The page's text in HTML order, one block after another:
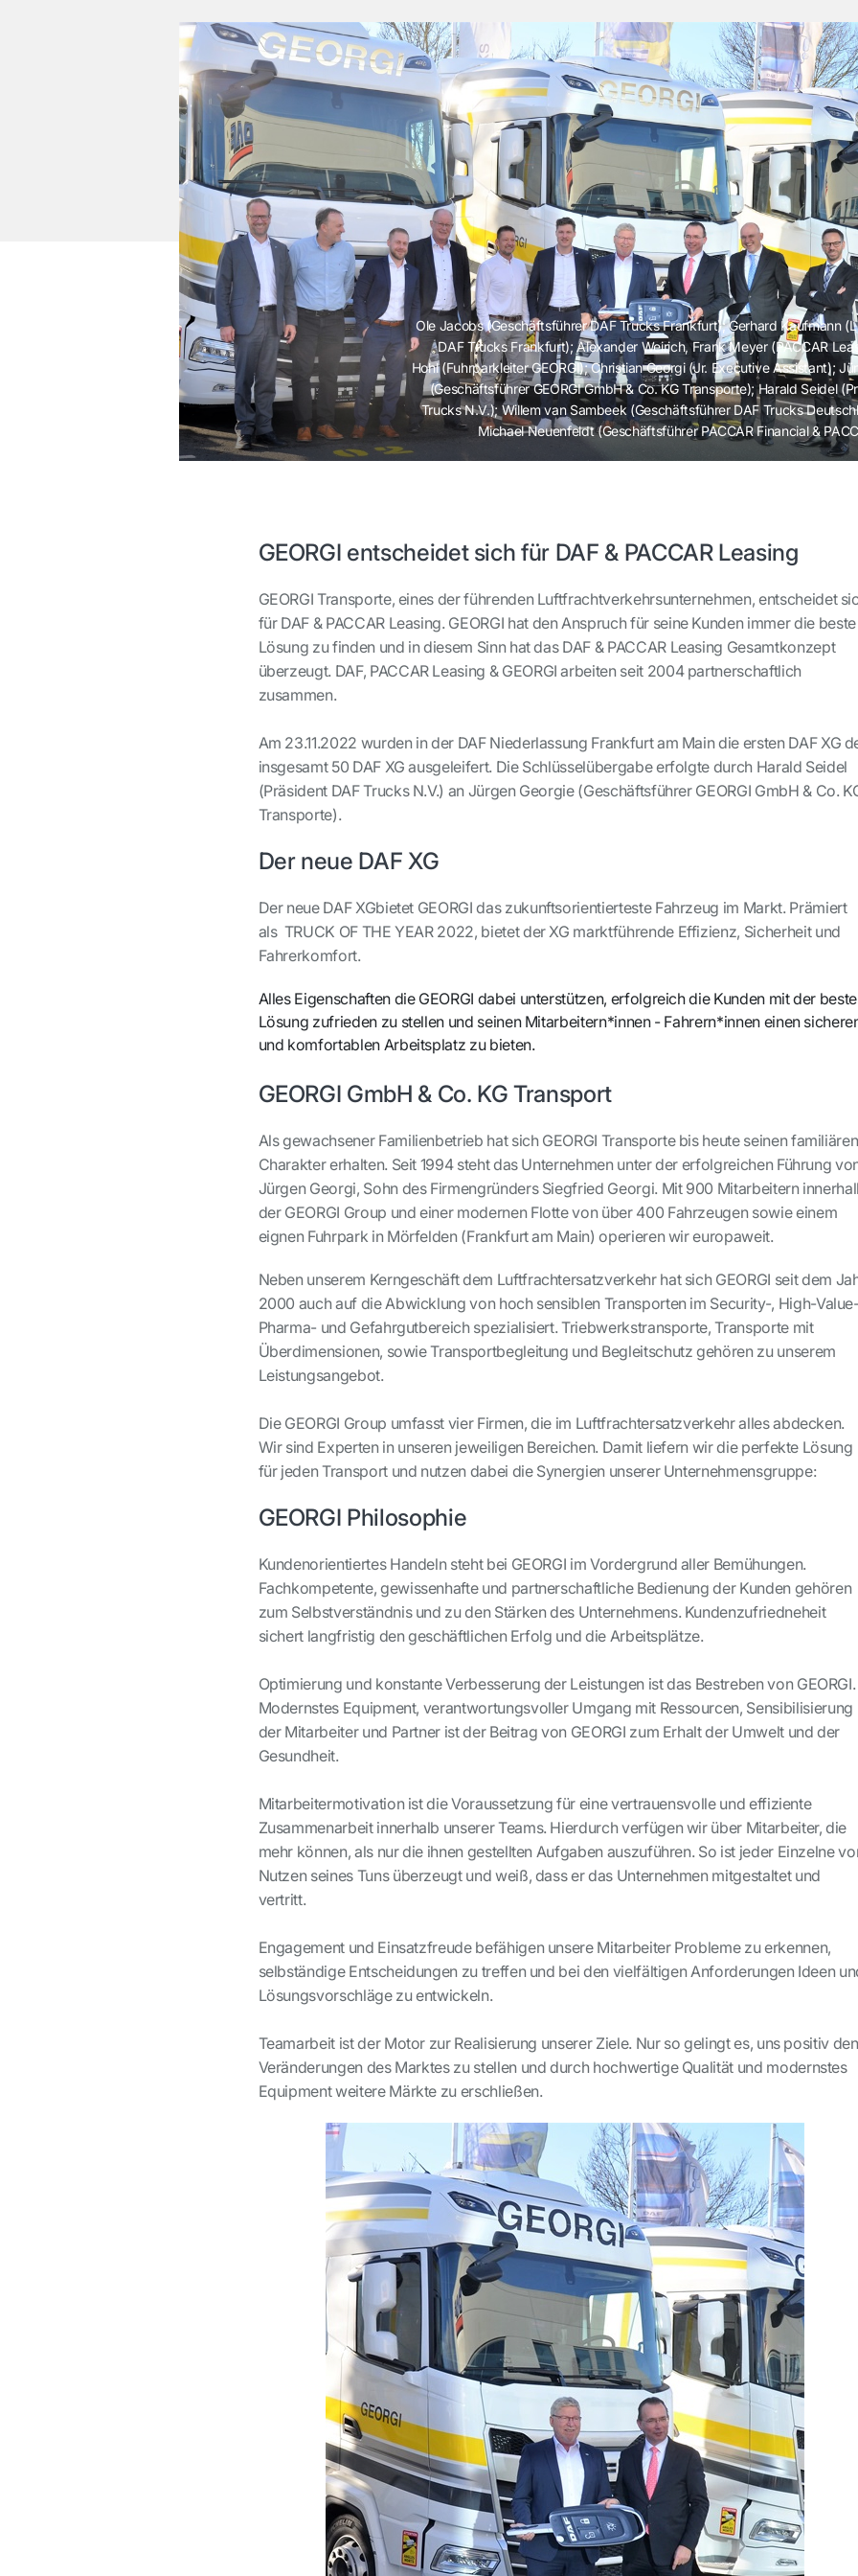
Ole Jacobs (Geschäftsführer DAF Trucks Frankfurt); Gerhard Kaufmann
DAF Trucks Frankfurt); Alexander Weirich, Frank Meyer (PACCAR
Hohl (Fuhrparkleiter GEORGI); Christian Georgi (Jr. Executive Assistant);
(Geschäftsführer GEORGI GmbH & Co. KG Transporte); Harald Seidel
Trucks N.V.); Willem van Sambeek (Geschäftsführer DAF Trucks
Michael Neuenfeldt (Geschäftsführer PACCAR Financial &
GEORGI entscheidet sich für DAF & PACCAR Leasing
GEORGI Transporte, eines der führenden Luftfrachtverkehrsunternehmen, entscheidet
für DAF & PACCAR Leasing. GEORGI hat den Anspruch für seine Kunden immer die beste
Lösung zu finden und in diesem Sinn hat das DAF & PACCAR Leasing Gesamtkonzept
überzeugt. DAF, PACCAR Leasing & GEORGI arbeiten seit 2004 partnerschaftlich
zusammen.
Am 23.11.2022 wurden in der DAF Niederlassung Frankfurt am Main die ersten DAF XG
insgesamt 50 DAF XG ausgeleifert. Die Schlüsselübergabe erfolgte durch Harald Seidel
(Präsident DAF Trucks N.V.) an Jürgen Georgie (Geschäftsführer GEORGI GmbH & Co.
Transporte).
Der neue DAF XG
Der neue DAF XGbietet GEORGI das zukunftsorientierteste Fahrzeug im Markt. Prämiert
als TRUCK OF THE YEAR 2022, bietet der XG marktführende Effizienz, Sicherheit und
Fahrerkomfort.
Alles Eigenschaften die GEORGI dabei unterstützen, erfolgreich die Kunden mit der
Lösung zufrieden zu stellen und seinen Mitarbeitern*innen - Fahrern*innen einen
und komfortablen Arbeitsplatz zu bieten.
GEORGI GmbH & Co. KG Transport
Als gewachsener Familienbetrieb hat sich GEORGI Transporte bis heute seinen familiären
Charakter erhalten. Seit 1994 steht das Unternehmen unter der erfolgreichen Führung
Jürgen Georgi, Sohn des Firmengründers Siegfried Georgi. Mit 900 Mitarbeitern
der GEORGI Group und einer modernen Flotte von über 400 Fahrzeugen sowie einem
eignen Fuhrpark in Mörfelden (Frankfurt am Main) operieren wir europaweit.
Neben unserem Kerngeschäft dem Luftfrachtersatzverkehr hat sich GEORGI seit dem
2000 auch auf die Abwicklung von hoch sensiblen Transporten im Security-, High-
Pharma- und Gefahrgutbereich spezialisiert. Triebwerkstransporte, Transporte mit
Überdimensionen, sowie Transportbegleitung und Begleitschutz gehören zu unserem
Leistungsangebot.
Die GEORGI Group umfasst vier Firmen, die im Luftfrachtersatzverkehr alles abdecken.
Wir sind Experten in unseren jeweiligen Bereichen. Damit liefern wir die perfekte Lösung
für jeden Transport und nutzen dabei die Synergien unserer Unternehmensgruppe:
GEORGI Philosophie
Kundenorientiertes Handeln steht bei GEORGI im Vordergrund aller Bemühungen.
Fachkompetente, gewissenhafte und partnerschaftliche Bedienung der Kunden gehören
zum Selbstverständnis und zu den Stärken des Unternehmens. Kundenzufriedneheit
sichert langfristig den geschäftlichen Erfolg und die Arbeitsplätze.
Optimierung und konstante Verbesserung der Leistungen ist das Bestreben von GEORGI.
Modernstes Equipment, verantwortungsvoller Umgang mit Ressourcen, Sensibilisierung
der Mitarbeiter und Partner ist der Beitrag von GEORGI zum Erhalt der Umwelt und der
Gesundheit.
Mitarbeitermotivation ist die Voraussetzung für eine vertrauensvolle und effiziente
Zusammenarbeit innerhalb unserer Teams. Hierdurch verfügen wir über Mitarbeiter, die
mehr können, als nur die ihnen gestellten Aufgaben auszuführen. So ist jeder Einzelne
Nutzen seines Tuns überzeugt und weiß, dass er das Unternehmen mitgestaltet und
vertritt.
Engagement und Einsatzfreude befähigen unsere Mitarbeiter Probleme zu erkennen,
selbständige Entscheidungen zu treffen und bei den vielfältigen Anforderungen Ideen
Lösungsvorschläge zu entwickeln.
Teamarbeit ist der Motor zur Realisierung unserer Ziele. Nur so gelingt es, uns positiv den
Veränderungen des Marktes zu stellen und durch hochwertige Qualität und modernstes
Equipment weitere Märkte zu erschließen.